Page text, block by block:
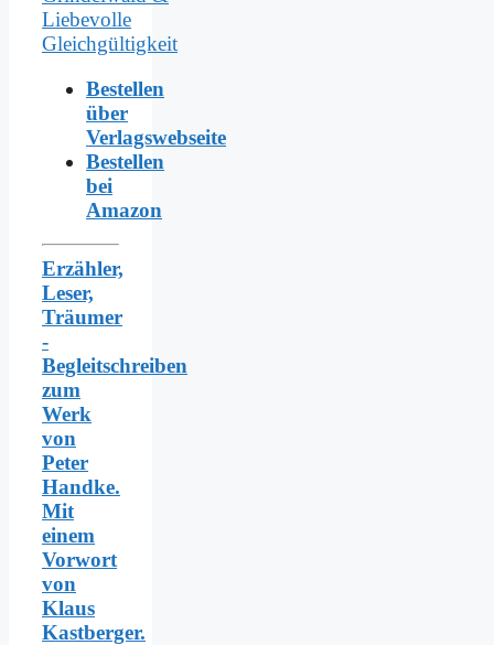
Bestellen
über
Verlagswebseite
Bestellen
bei
Amazon
Erzähler,
Leser,
Träumer
-
Begleitschreiben
zum
Werk
von
Peter
Handke.
Mit
einem
Vorwort
von
Klaus
Kastberger.